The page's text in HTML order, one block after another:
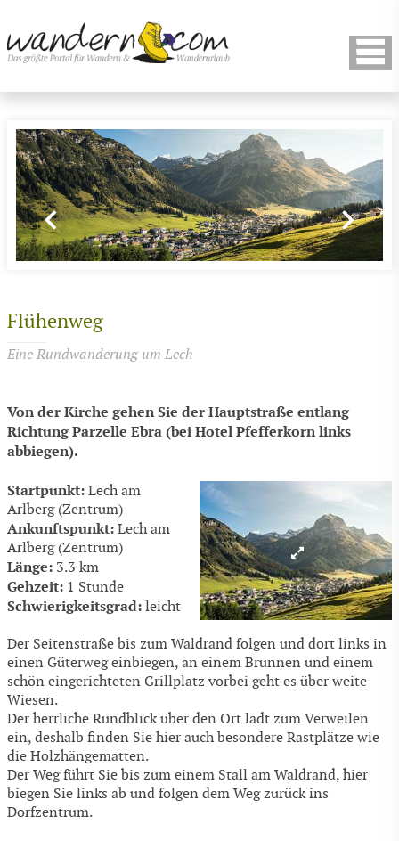
Flühenweg
Eine Rundwanderung um Lech
Von der Kirche gehen Sie der Hauptstraße entlang
Richtung Parzelle Ebra (bei Hotel Pfefferkorn links
abbiegen).
Startpunkt: Lech am
Arlberg (Zentrum)
Ankunftspunkt: Lech am
Arlberg (Zentrum)
Länge: 3.3 km
Gehzeit: 1 Stunde
Schwierigkeitsgrad: leicht
Der Seitenstraße bis zum Waldrand folgen und dort links in
einen Güterweg einbiegen, an einem Brunnen und einem
schön eingerichteten Grillplatz vorbei geht es über weite
Wiesen.
Der herrliche Rundblick über den Ort lädt zum Verweilen
ein, deshalb finden Sie hier auch besondere Rastplätze wie
die Holzhängematten.
Der Weg führt Sie bis zum einem Stall am Waldrand, hier
biegen Sie links ab und folgen dem Weg zurück ins
Dorfzentrum.